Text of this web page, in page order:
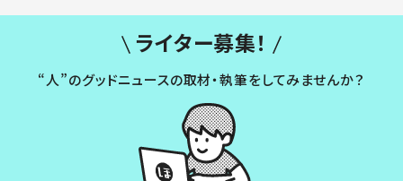
ライター募集！
“人”のグッドニュースの取材・執筆をしてみませんか？